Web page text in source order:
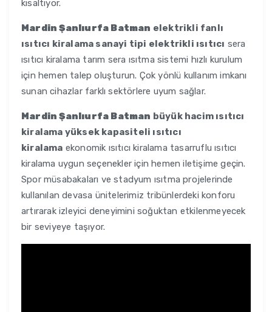
kısaltıyor.
Mardin Şanlıurfa Batman elektrikli fanlı
ısıtıcı kiralama sanayi tipi elektrikli ısıtıcı sera
ısıtıcı kiralama tarım sera ısıtma sistemi hızlı kurulum
için hemen talep oluşturun. Çok yönlü kullanım imkanı
sunan cihazlar farklı sektörlere uyum sağlar.
Mardin Şanlıurfa Batman büyük hacim ısıtıcı
kiralama yüksek kapasiteli ısıtıcı
kiralama ekonomik ısıtıcı kiralama tasarruflu ısıtıcı
kiralama uygun seçenekler için hemen iletişime geçin.
Spor müsabakaları ve stadyum ısıtma projelerinde
kullanılan devasa ünitelerimiz tribünlerdeki konforu
artırarak izleyici deneyimini soğuktan etkilenmeyecek
bir seviyeye taşıyor.